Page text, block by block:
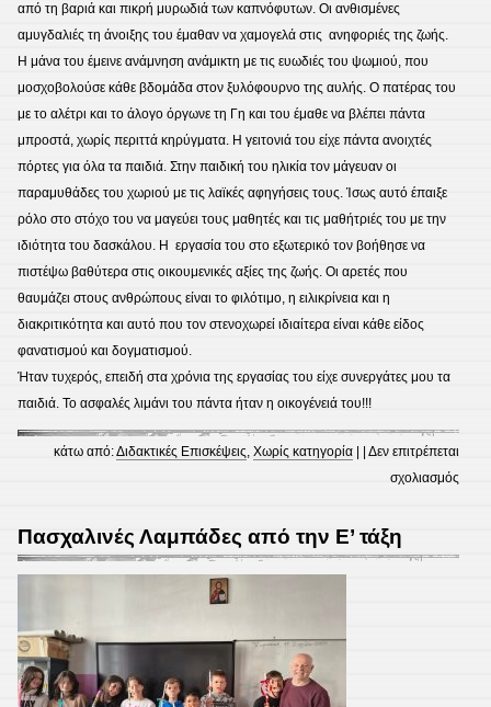
από τη βαριά και πικρή μυρωδιά των καπνόφυτων. Οι ανθισμένες
αμυγδαλιές τη άνοιξης του έμαθαν να χαμογελά στις ανηφοριές της ζωής.
Η μάνα του έμεινε ανάμνηση ανάμικτη με τις ευωδιές του ψωμιού, που
μοσχοβολούσε κάθε βδομάδα στον ξυλόφουρνο της αυλής. Ο πατέρας του
με το αλέτρι και το άλογο όργωνε τη Γη και του έμαθε να βλέπει πάντα
μπροστά, χωρίς περιττά κηρύγματα. Η γειτονιά του είχε πάντα ανοιχτές
πόρτες για όλα τα παιδιά. Στην παιδική του ηλικία τον μάγευαν οι
παραμυθάδες του χωριού με τις λαϊκές αφηγήσεις τους. Ίσως αυτό έπαιξε
ρόλο στο στόχο του να μαγεύει τους μαθητές και τις μαθήτριές του με την
ιδιότητα του δασκάλου. Η εργασία του στο εξωτερικό τον βοήθησε να
πιστέψω βαθύτερα στις οικουμενικές αξίες της ζωής. Οι αρετές που
θαυμάζει στους ανθρώπους είναι το φιλότιμο, η ειλικρίνεια και η
διακριτικότητα και αυτό που τον στενοχωρεί ιδιαίτερα είναι κάθε είδος
φανατισμού και δογματισμού.
Ήταν τυχερός, επειδή στα χρόνια της εργασίας του είχε συνεργάτες μου τα
παιδιά. Το ασφαλές λιμάνι του πάντα ήταν η οικογένειά του!!!
κάτω από:Διδακτικές Επισκέψεις,Χωρίς κατηγορία | |Δεν επιτρέπεται
σχολιασμός
Πασχαλινές Λαμπάδες από την Ε’ τάξη